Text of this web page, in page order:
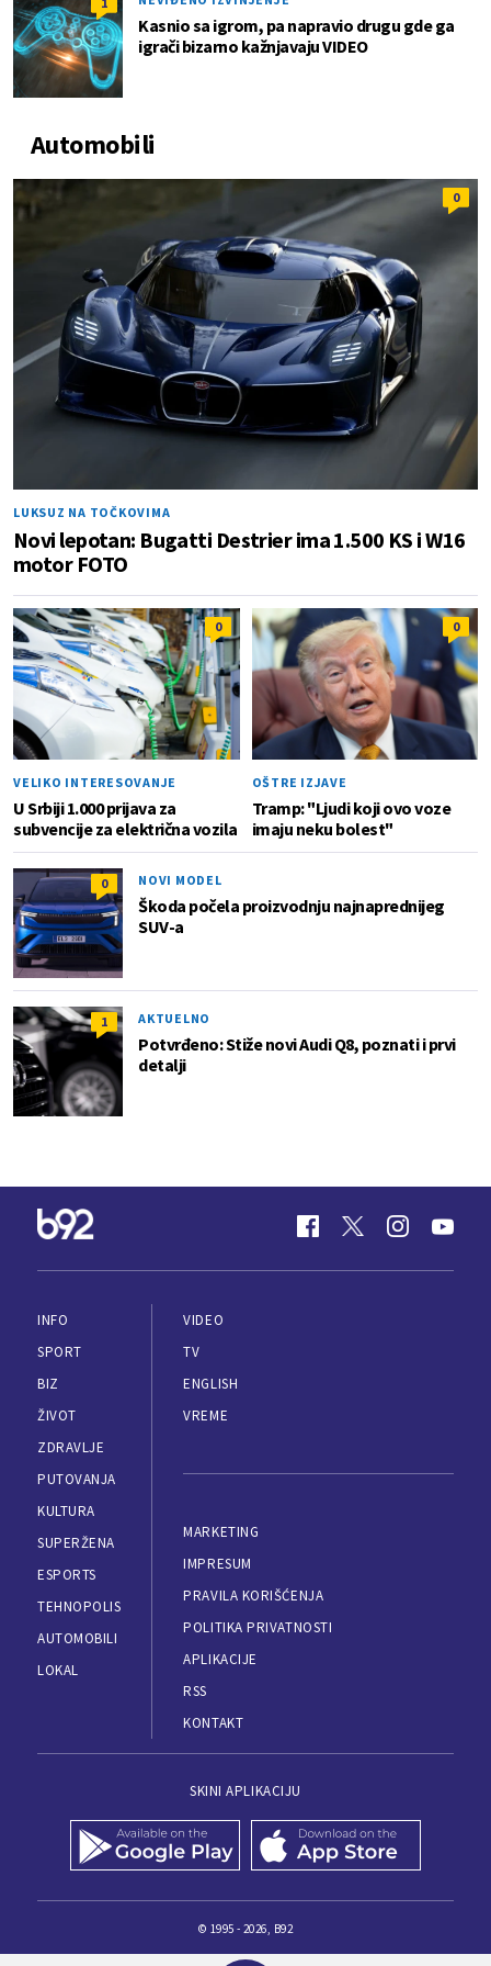
Kasnio sa igrom, pa napravio drugu gde ga
igrači bizarno kažnjavaju VIDEO
Automobili
0
LUKSUZ NA TOČKOVIMA
Novi lepotan: Bugatti Destrier ima 1.500 KS i W16
motor FOTO
0
VELIKO INTERESOVANJE
U Srbiji 1.000 prijava za
subvencije za električna vozila
0
OŠTRE IZJAVE
Tramp: "Ljudi koji ovo voze
imaju neku bolest"
0 NOVI MODEL
Škoda počela proizvodnju najnaprednijeg
SUV-a
1 AKTUELNO
Potvrđeno: Stiže novi Audi Q8, poznati i prvi
detalji
INFO
SPORT
BIZ
ŽIVOT
ZDRAVLJE
PUTOVANJA
KULTURA
SUPERŽENA
ESPORTS
TEHNOPOLIS
AUTOMOBILI
LOKAL
VIDEO
TV
ENGLISH
VREME
MARKETING
IMPRESUM
PRAVILA KORIŠĆENJA
POLITIKA PRIVATNOSTI
APLIKACIJE
RSS
KONTAKT
SKINI APLIKACIJU
© 1995 - 2026, B92